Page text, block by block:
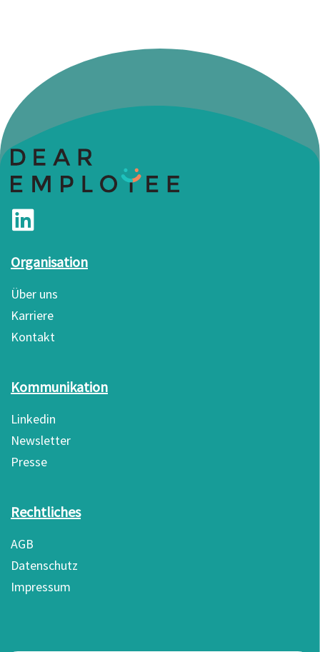
Organisation
Über uns
Karriere
Kontakt
Kommunikation
Linkedin
Newsletter
Presse
Rechtliches
AGB
Datenschutz
Impressum